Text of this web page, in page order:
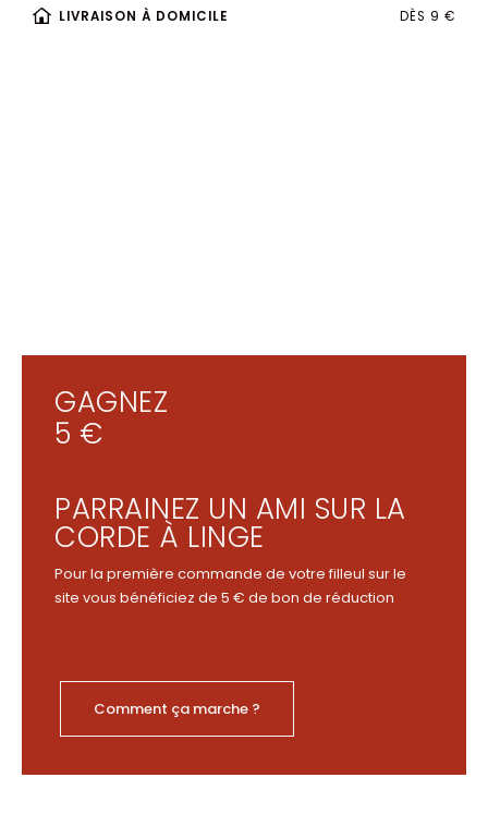
LIVRAISON À DOMICILE DÈS 9 €
GAGNEZ
5 €
PARRAINEZ UN AMI SUR LA
CORDE À LINGE
Pour la première commande de votre filleul sur le
site vous bénéficiez de 5 € de bon de réduction
Comment ça marche ?